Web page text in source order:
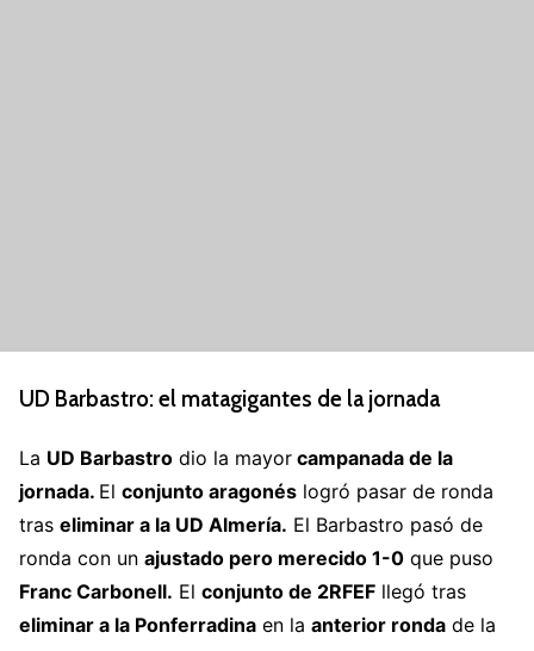
UD Barbastro: el matagigantes de la jornada
La UD Barbastro dio la mayor campanada de la
jornada. El conjunto aragonés logró pasar de ronda
tras eliminar a la UD Almería. El Barbastro pasó de
ronda con un ajustado pero merecido 1-0 que puso
Franc Carbonell. El conjunto de 2RFEF llegó tras
eliminar a la Ponferradina en la anterior ronda de la